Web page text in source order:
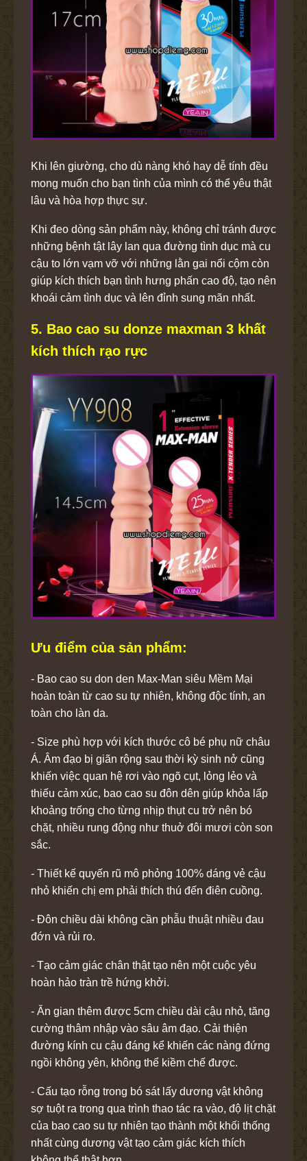
Khi lên giường, cho dù nàng khó hay dễ tính đều
mong muốn cho bạn tình của mình có thể yêu thật
lâu và hòa hợp thực sự.
Khi đeo dòng sản phẩm này, không chỉ tránh được
những bệnh tật lây lan qua đường tình dục mà cu
cậu to lớn vạm vỡ với những lằn gai nổi cộm còn
giúp kích thích bạn tình hưng phấn cao độ, tạo nên
khoái cảm tình dục và lên đỉnh sung mãn nhất.
5. Bao cao su donze maxman 3 khất
kích thích rạo rực
Ưu điểm của sản phẩm:
- Bao cao su don den Max-Man siêu Mềm Mại
hoàn toàn từ cao su tự nhiên, không độc tính, an
toàn cho làn da.
- Size phù hợp với kích thước cô bé phụ nữ châu
Á. Âm đạo bị giãn rộng sau thời kỳ sinh nở cũng
khiến việc quan hệ rơi vào ngõ cụt, lỏng lẻo và
thiếu cảm xúc, bao cao su đôn dên giúp khỏa lấp
khoảng trống cho từng nhịp thụt cu trở nên bó
chặt, nhiều rung động như thuở đôi mươi còn son
sắc.
- Thiết kế quyến rũ mô phỏng 100% dáng vẻ cậu
nhỏ khiến chị em phải thích thú đến điên cuồng.
- Đôn chiều dài không cần phẫu thuật nhiều đau
đớn và rủi ro.
- Tạo cảm giác chân thật tạo nên một cuộc yêu
hoàn hảo tràn trề hứng khởi.
- Ăn gian thêm được 5cm chiều dài cậu nhỏ, tăng
cường thâm nhập vào sâu âm đạo. Cải thiện
đường kính cu cậu đáng kể khiến các nàng đứng
ngồi không yên, không thể kiềm chế được.
- Cấu tạo rỗng trong bó sát lấy dương vật không
sợ tuột ra trong qua trình thao tác ra vào, độ lịt chặt
của bao cao su tự nhiên tạo thành một khối thống
nhất cùng dương vật tạo cảm giác kích thích